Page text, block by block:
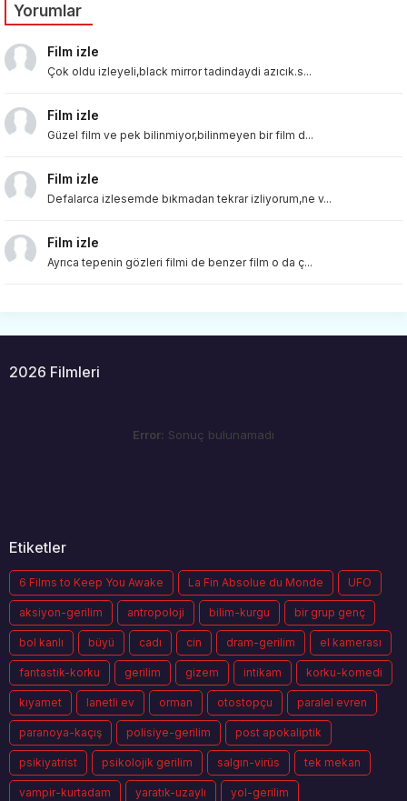
Yorumlar
Film izle
Çok oldu izleyeli,black mirror tadindaydi azıcık.s...
Film izle
Güzel film ve pek bilinmiyor,bilinmeyen bir film d...
Film izle
Defalarca izlesemde bıkmadan tekrar izliyorum,ne v...
Film izle
Ayrıca tepenin gözleri filmi de benzer film o da ç...
2026 Filmleri
Error: Sonuç bulunamadı
Etiketler
6 Films to Keep You Awake La Fin Absolue du Monde UFO
aksiyon-gerilim antropoloji bilim-kurgu bir grup genç
bol kanlı büyü cadı cin dram-gerilim el kamerası
fantastik-korku gerilim gizem intikam korku-komedi
kıyamet lanetli ev orman otostopçu paralel evren
paranoya-kaçış polisiye-gerilim post apokaliptik
psikiyatrist psikolojik gerilim salgın-virüs tek mekan
vampir-kurtadam yaratık-uzaylı yol-gerilim